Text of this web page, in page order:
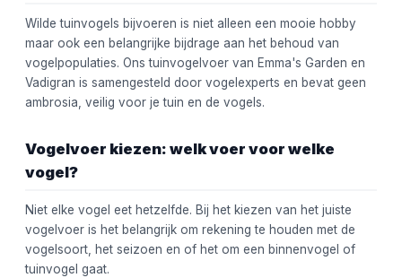
Wilde tuinvogels bijvoeren is niet alleen een mooie hobby
maar ook een belangrijke bijdrage aan het behoud van
vogelpopulaties. Ons tuinvogelvoer van Emma's Garden en
Vadigran is samengesteld door vogelexperts en bevat geen
ambrosia, veilig voor je tuin en de vogels.
Vogelvoer kiezen: welk voer voor welke
vogel?
Niet elke vogel eet hetzelfde. Bij het kiezen van het juiste
vogelvoer is het belangrijk om rekening te houden met de
vogelsoort, het seizoen en of het om een binnenvogel of
tuinvogel gaat.